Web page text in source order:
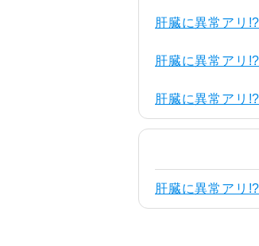
肝臓に異常アリ
肝臓に異常アリ
肝臓に異常アリ
肝臓に異常アリ